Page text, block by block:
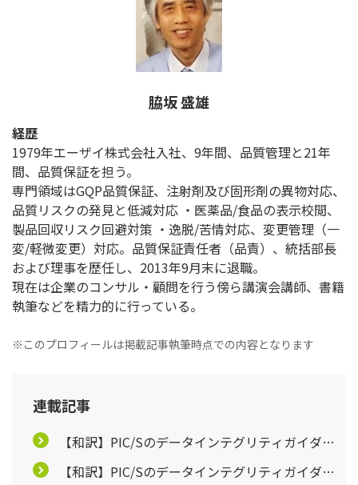
脇坂 盛雄
経歴
1979年エーザイ株式会社入社、9年間、品質管理と21年
間、品質保証を担う。
専門領域はGQP品質保証、注射剤及び固形剤の異物対応、
品質リスクの発見と低減対応 ・医薬品/食品の表示校閲、
製品回収リスク回避対策 ・逸脱/苦情対応、変更管理（一
変/軽微変更）対応。品質保証責任者（品責）、統括部長
および理事を歴任し、2013年9月末に退職。
現在は企業のコンサル・顧問を行う傍ら講演会講師、書籍
執筆などを精力的に行っている。
※このプロフィールは掲載記事執筆時点での内容となります
連載記事
【和訳】PIC/Sのデータインテグリティガイダン
【和訳】PIC/Sのデータインテグリティガイダン